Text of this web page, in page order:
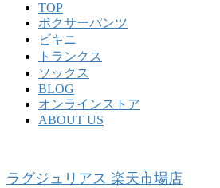
TOP
ボクサーパンツ
ビキニ
トランクス
ソックス
BLOG
オンラインストア
ABOUT US
ラグジュリアス 楽天市場店